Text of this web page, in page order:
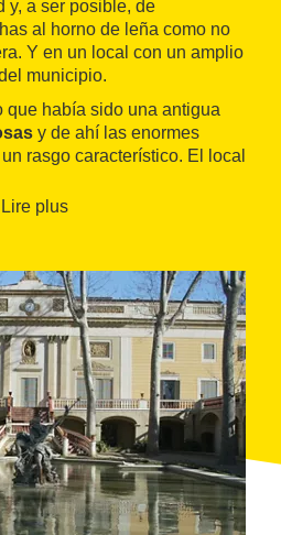
y, a ser posible, de
al horno de leña como no
Y en un local con un amplio
municipio.
que había sido una antigua
y de ahí las enormes
rasgo característico. El local
la artesanía y la madera,
el tiempo lo permite.
la pena descubrir.
Lire plus